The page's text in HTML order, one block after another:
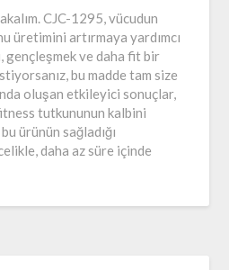
CJC-1295, vücudun
üretimini artırmaya yardımcı
gençleşmek ve daha fit bir
bu madde tam size
oluşan etkileyici sonuçlar,
tutkununun kalbini
ürünün sağladığı
daha az süre içinde